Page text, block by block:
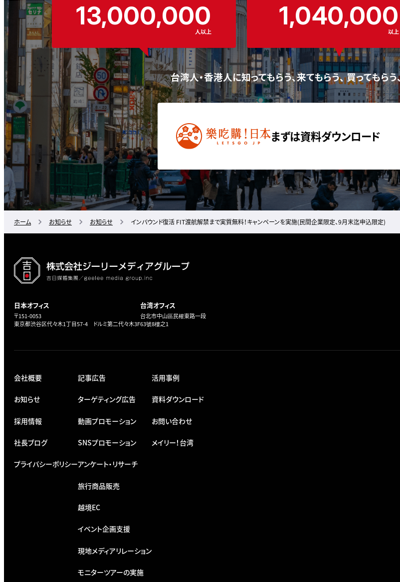
台湾人・香港人に知ってもらう、来てもらう、 買ってもらう
まずは資料ダウンロード
13,000,000
人以上
1,040,000
以上
ホーム お知らせ お知らせ インバウンド復活 FIT渡航解禁まで実質無料！キャンペーンを実施(民間企業限定、9月末迄申込限定)
日本オフィス
〒151-0053
東京都渋谷区代々木1丁目57-4 ドルミ第二代々木3F
台湾オフィス
台北市中山區民權東路一段
63號8樓之1
会社概要
お知らせ
採用情報
社長ブログ
プライバシーポリシー
記事広告
ターゲティング広告
動画プロモーション
SNSプロモーション
アンケート・リサーチ
旅行商品販売
越境EC
イベント企画支援
現地メディアリレーション
モニターツアーの実施
活用事例
資料ダウンロード
お問い合わせ
メイリー！台湾